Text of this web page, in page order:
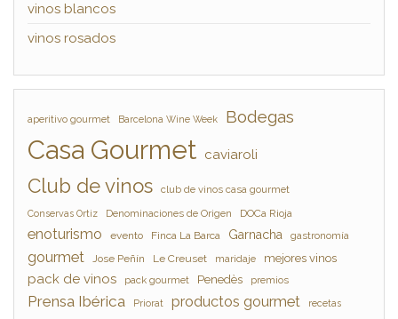
vinos blancos
vinos rosados
aperitivo gourmet Barcelona Wine Week Bodegas
Casa Gourmet caviaroli
Club de vinos club de vinos casa gourmet
Conservas Ortiz Denominaciones de Origen DOCa Rioja
enoturismo evento Finca La Barca Garnacha gastronomía
gourmet Jose Peñín Le Creuset maridaje mejores vinos
pack de vinos pack gourmet Penedès premios
Prensa Ibérica Priorat productos gourmet recetas